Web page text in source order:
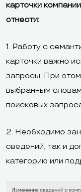
карточки
отнести:
1. Работу с
карточки важно
запросы. При
выбранным
поисковых
2. Необходимо
сведений, так и
категорию или